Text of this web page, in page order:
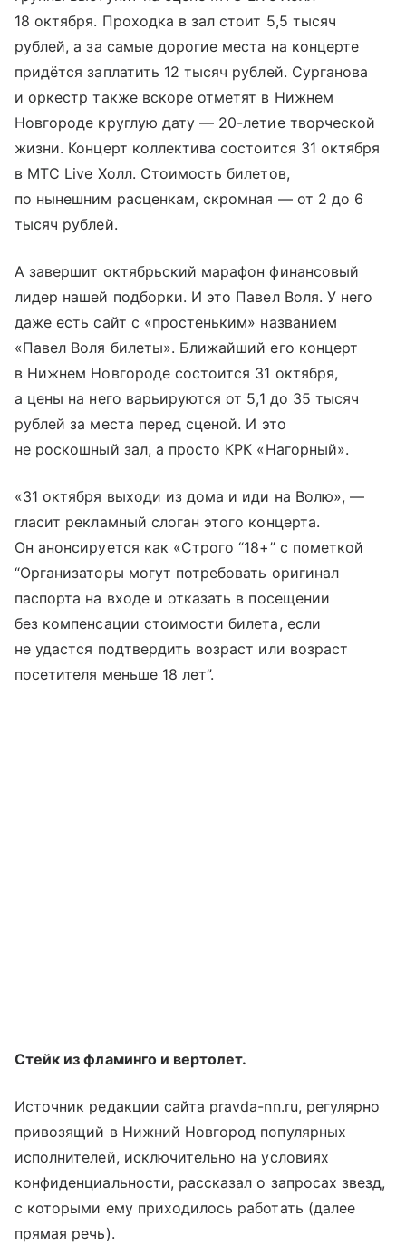
18 октября. Проходка в зал стоит 5,5 тысяч
рублей, а за самые дорогие места на концерте
придётся заплатить 12 тысяч рублей. Сурганова
и оркестр также вскоре отметят в Нижнем
Новгороде круглую дату — 20-летие творческой
жизни. Концерт коллектива состоится 31 октября
в МТС Live Холл. Стоимость билетов,
по нынешним расценкам, скромная — от 2 до 6
тысяч рублей.
А завершит октябрьский марафон финансовый
лидер нашей подборки. И это Павел Воля. У него
даже есть сайт с «простеньким» названием
«Павел Воля билеты». Ближайший его концерт
в Нижнем Новгороде состоится 31 октября,
а цены на него варьируются от 5,1 до 35 тысяч
рублей за места перед сценой. И это
не роскошный зал, а просто КРК «Нагорный».
«31 октября выходи из дома и иди на Волю», —
гласит рекламный слоган этого концерта.
Он анонсируется как «Строго “18+” с пометкой
“Организаторы могут потребовать оригинал
паспорта на входе и отказать в посещении
без компенсации стоимости билета, если
не удастся подтвердить возраст или возраст
посетителя меньше 18 лет”.
Стейк из фламинго и вертолет.
Источник редакции сайта pravda-nn.ru, регулярно
привозящий в Нижний Новгород популярных
исполнителей, исключительно на условиях
конфиденциальности, рассказал о запросах звезд,
с которыми ему приходилось работать (далее
прямая речь).